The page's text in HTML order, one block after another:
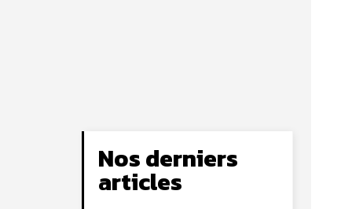
Nos derniers
articles